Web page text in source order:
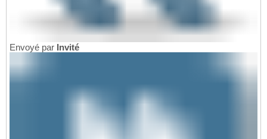
Envoyé par Invité